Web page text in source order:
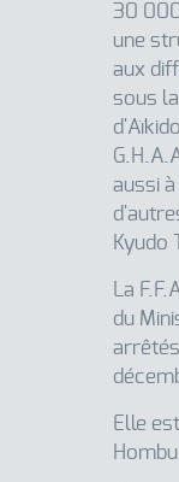
30
une
aux
sous
aussi
Kyudo
La
du
Elle